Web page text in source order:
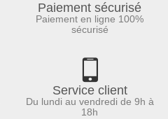
Paiement sécurisé
Paiement en ligne 100%
sécurisé
Service client
Du lundi au vendredi de 9h à
18h